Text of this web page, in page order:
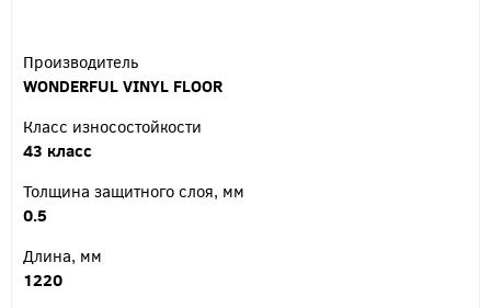
Производитель
WONDERFUL VINYL FLOOR
Класс износостойкости
43 класс
Толщина защитного слоя, мм
0.5
Длина, мм
1220